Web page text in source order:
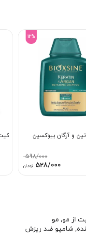
12%
و آرگان بیوکسین
598/000
قیمت
528/000 تومانقیمت
از مو, مو
, شامپو ضد ریزش